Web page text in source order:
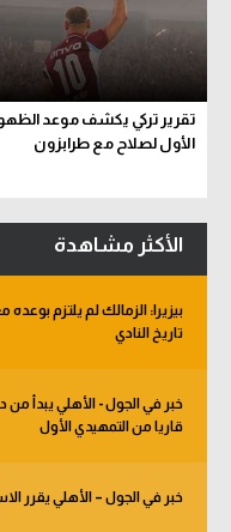
تقرير تركي يكشف موعد
الأول لصلاح مع طرابزون
الأكثر مشاهدة
بيزيرا: الزمالك لم يلتزم
تاريخ النادي
قاريا من التمهيدي الأول
خبر في الجول – الأهلي يقرر